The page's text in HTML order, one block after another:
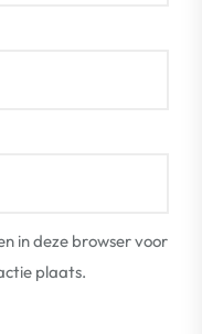
in deze browser voor
plaats.